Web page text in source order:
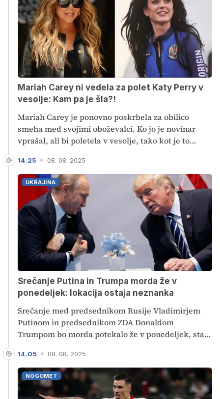
predsednikom ZDA Donaldom Trumpom.
Mariah Carey ni vedela za polet Katy Perry v
vesolje: Kam pa je šla?!
Mariah Carey je ponovno poskrbela za obilico
smeha med svojimi oboževalci. Ko jo je novinar
vprašal, ali bi poletela v vesolje, tako kot je to
govori. "Je šla v vesolje?" je vprašala.
UKRAJINA
14.25 08. 08. 2025
Srečanje Putina in Trumpa morda že v
ponedeljek: lokacija ostaja neznanka
Srečanje med predsednikom Rusije Vladimirjem
Putinom in predsednikom ZDA Donaldom
Trumpom bo morda potekalo že v ponedeljek, sta
neimenovana vira. Dolgo pričakovan sestanek bo
po navedbah vira ruske tiskovne agencije Tass
potekal zunaj Evrope. Putin je v četrtek kot
možnost omenil Združene arabske emirate. Sicer se
NOGOMET
14.05 08. 08. 2025